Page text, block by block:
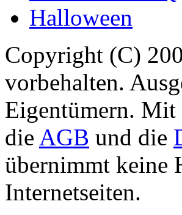
Halloween
Copyright (C)
vorbehalten.
Eigentümern. Mit
die AGB und die
übernimmt keine
Internetseiten.